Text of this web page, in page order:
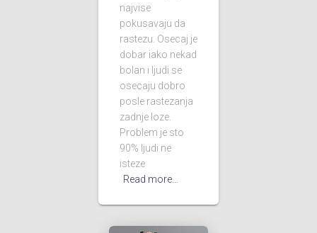
najvise
pokusavaju da
rastezu. Osecaj je
dobar iako nekad
bolan i ljudi se
osecaju dobro
posle rastezanja
zadnje loze.
Problem je sto
90% ljudi ne
isteze
Read more…